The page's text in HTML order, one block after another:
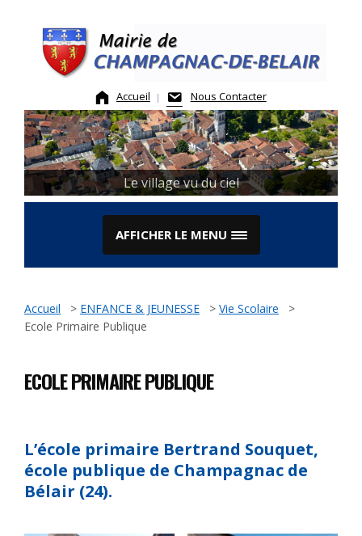
content
Accueil Nous Contacter
Le village vu du ciel
AFFICHER LE MENU
Accueil > ENFANCE & JEUNESSE > Vie Scolaire
>
Ecole Primaire Publique
ECOLE PRIMAIRE PUBLIQUE
L’école primaire Bertrand Souquet,
école publique de Champagnac de
Bélair (24).